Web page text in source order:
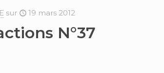
sur 19 mars 2012
N°37